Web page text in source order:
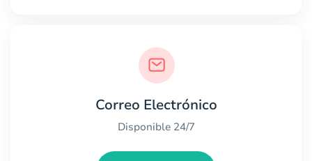
Correo Electrónico
Disponible 24/7